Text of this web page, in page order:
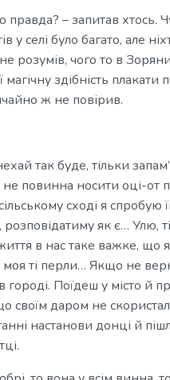
правда? – запитав хтось.
у селі було багато, але
розумів, чого то в
магічну здібність
ж не повірив.
так буде, тільки
не повинна носити оці-от
сході я спробую
розповідатиму як є… Улю,
в нас таке важке, що
ті перли… Якщо не
городі. Поїдеш у місто й
своїм даром не
настанови донці й